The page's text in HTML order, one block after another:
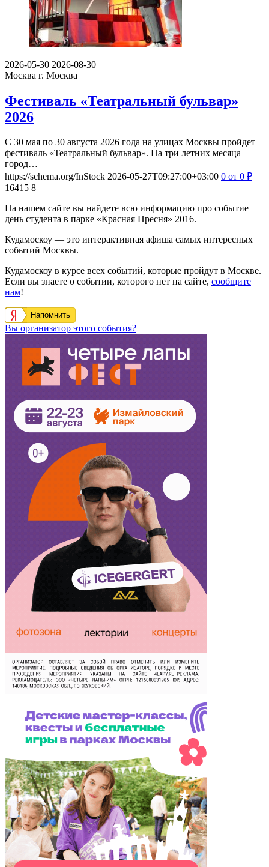
2026-05-30 2026-08-30
Москва г. Москва
Фестиваль «Театральный бульвар»
2026
С 30 мая по 30 августа 2026 года на улицах Москвы пройдет
фестиваль «Театральный бульвар». На три летних месяца
город…
https://schema.org/InStock 2026-05-27T09:27:00+03:00 0 от 0 ₽
16415 8
На нашем сайте вы найдете всю информацию про событие
день студента в парке «Красная Пресня» 2016.
Кудамоскоу — это интерактивная афиша самых интересных
событий Москвы.
Кудамоскоу в курсе всех событий, которые пройдут в Москве.
Если вы знаете о событии, которого нет на сайте, сообщите
нам!
Напомнить
Вы организатор этого события?